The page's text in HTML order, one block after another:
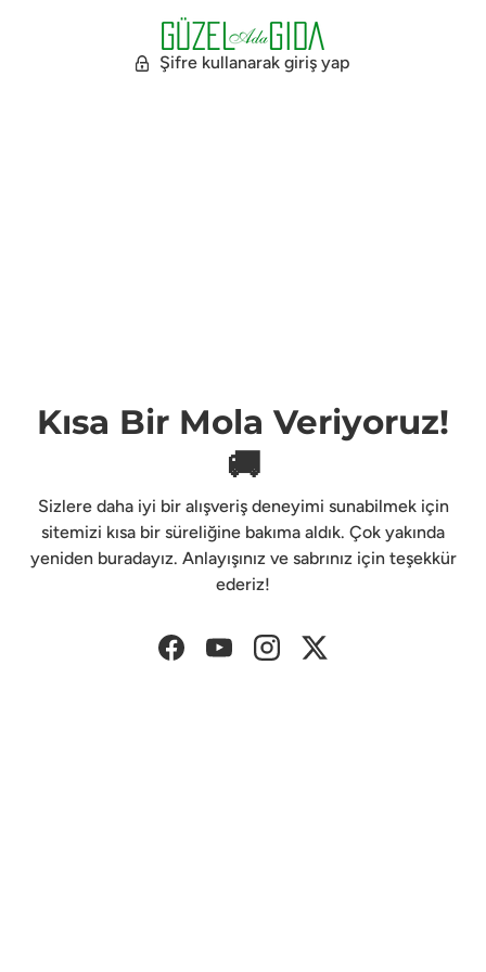
Şifre kullanarak giriş yap
Kısa Bir Mola Veriyoruz!
🚚
Sizlere daha iyi bir alışveriş deneyimi sunabilmek için
sitemizi kısa bir süreliğine bakıma aldık. Çok yakında
yeniden buradayız. Anlayışınız ve sabrınız için teşekkür
ederiz!
FacebookYouTubeInstagramTwitter